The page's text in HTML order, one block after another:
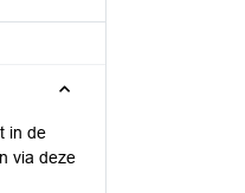
in de
via deze